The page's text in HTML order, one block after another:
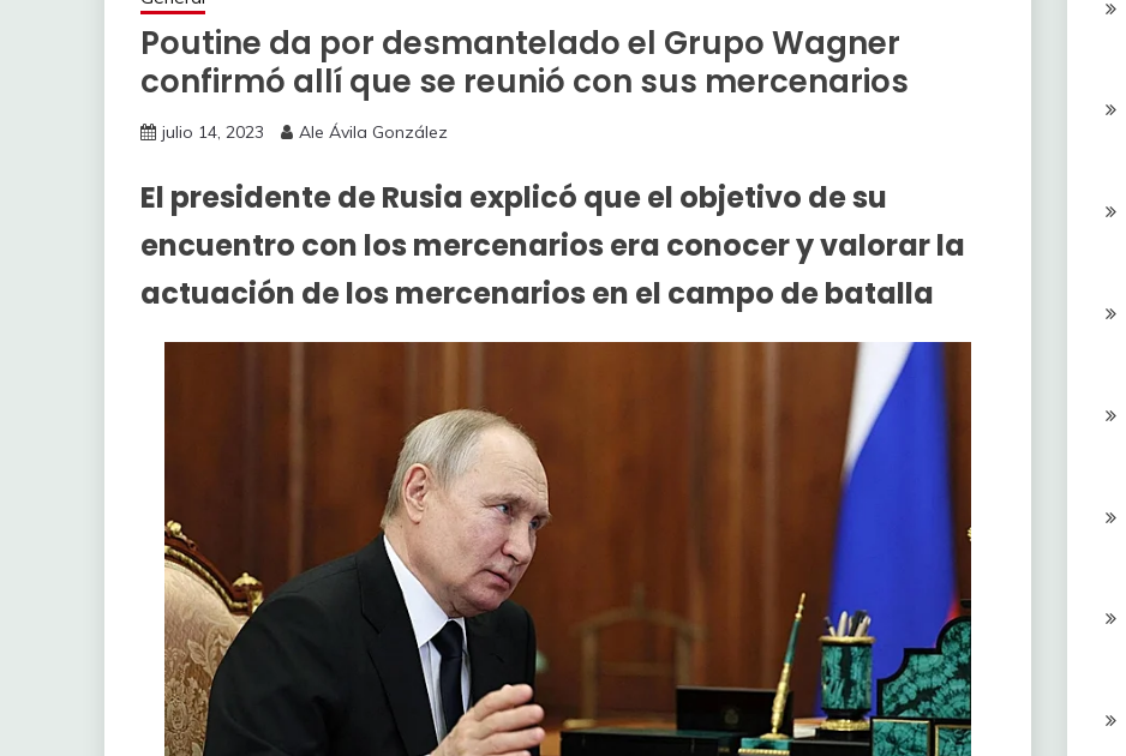
Poutine da por desmantelado el Grupo Wagner
confirmó allí que se reunió con sus mercenarios
julio 14, 2023 Ale Ávila González
El presidente de Rusia explicó que el objetivo de su
encuentro con los mercenarios era conocer y valorar la
actuación de los mercenarios en el campo de batalla